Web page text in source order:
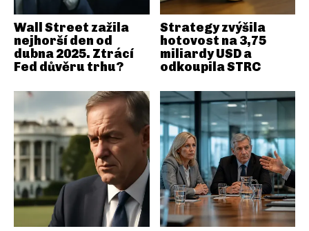
Wall Street zažila
nejhorší den od
dubna 2025. Ztrácí
Fed důvěru trhu?
Strategy zvýšila
hotovost na 3,75
miliardy USD a
odkoupila STRC